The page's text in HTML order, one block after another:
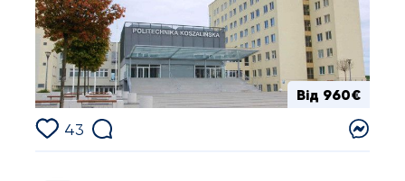
Від 960€
43